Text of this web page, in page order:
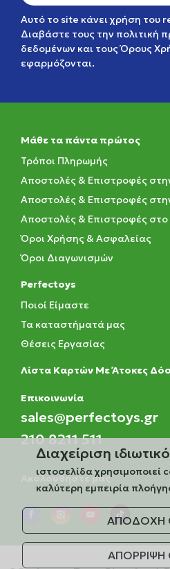
Αυτό το site κάνει χρήση του
Διαβάστε τους την πολιτική
δεδομένων και τουςΌρους
εφαρμόζονται.
Μάθε τα πάντα πρώτος
Τρόποι Πληρωμής
Αποστολές & Επιστροφές
Αποστολές & Επιστροφές
Αποστολές & Επιστροφές στο
Όροι Χρήσης & Ασφαλείας
Όροι Διαγωνισμών
Perfectoys
Ποιοί Είμαστε
Τα καταστήματά μας
Θέσεις Εργασίας
Λίστα Καρτών Με Άτοκες
Eπικοινωνία
sales@perfectoys.gr
210 8211 511
Ακολουθήστε μας
Διαχείριση
ιστοσελίδα χρησιμοποιεί
καλύτερη εμπειρία
ΑΠΟΔΟΧΗ